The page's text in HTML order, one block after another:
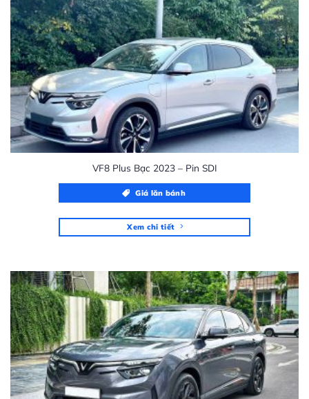
VF8 Plus Bạc 2023 – Pin SDI
Giá lăn bánh
Xem chi tiết